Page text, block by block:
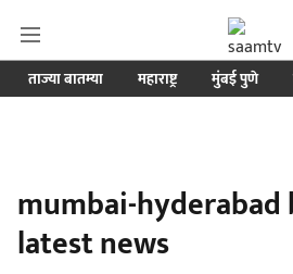
ताज्या बातम्या महाराष्ट्र मुंबई पुणे
mumbai-
latest news